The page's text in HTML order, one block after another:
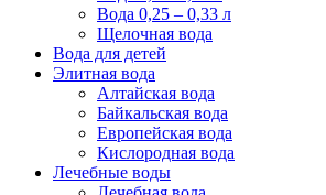
Вода 0,25 – 0,33 л
Щелочная вода
Вода для детей
Элитная вода
Алтайская вода
Байкальская вода
Европейская вода
Кислородная вода
Лечебные воды